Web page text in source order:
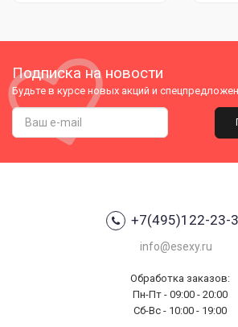
Подписка на новости
Будьте в курсе новых акций и
+7(495)122-23-
info@esexy.ru
Обработка заказов:
Пн-Пт - 09:00 - 20:00
Сб-Вс - 10:00 - 19:00